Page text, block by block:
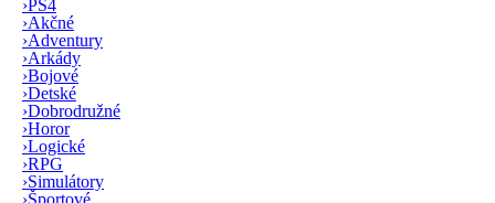
›PS4
›Akčné
›Adventury
›Arkády
›Bojové
›Detské
›Dobrodružné
›Horor
›Logické
›RPG
›Simulátory
›Športové